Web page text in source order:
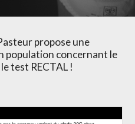
propose une
population concernant le
test RECTAL !